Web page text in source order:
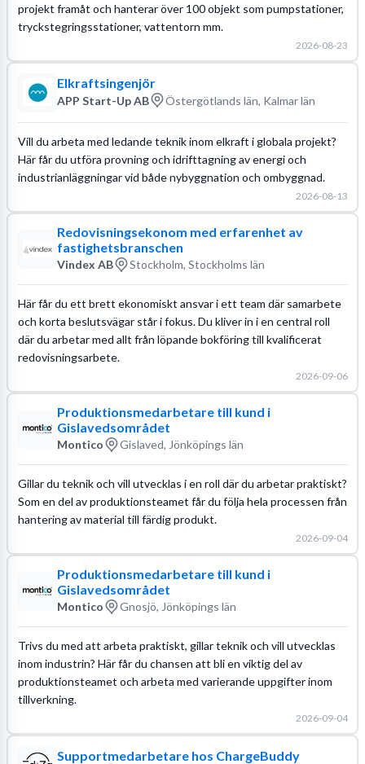
projekt framåt och hanterar över 100 objekt som pumpstationer,
tryckstegringsstationer, vattentorn mm.
2026-08-23
Elkraftsingenjör
APP Start-Up AB Östergötlands län, Kalmar län
Vill du arbeta med ledande teknik inom elkraft i globala projekt?
Här får du utföra provning och idrifttagning av energi och
industrianläggningar vid både nybyggnation och ombyggnad.
2026-08-13
Redovisningsekonom med erfarenhet av
fastighetsbranschen
Vindex AB Stockholm, Stockholms län
Här får du ett brett ekonomiskt ansvar i ett team där samarbete
och korta beslutsvägar står i fokus. Du kliver in i en central roll
där du arbetar med allt från löpande bokföring till kvalificerat
redovisningsarbete.
2026-09-06
Produktionsmedarbetare till kund i
Gislavedsområdet
Montico Gislaved, Jönköpings län
Gillar du teknik och vill utvecklas i en roll där du arbetar praktiskt?
Som en del av produktionsteamet får du följa hela processen från
hantering av material till färdig produkt.
2026-09-04
Produktionsmedarbetare till kund i
Gislavedsområdet
Montico Gnosjö, Jönköpings län
Trivs du med att arbeta praktiskt, gillar teknik och vill utvecklas
inom industrin? Här får du chansen att bli en viktig del av
produktionsteamet och arbeta med varierande uppgifter inom
tillverkning.
2026-09-04
Supportmedarbetare hos ChargeBuddy